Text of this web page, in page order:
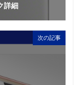
詳細
次の記事